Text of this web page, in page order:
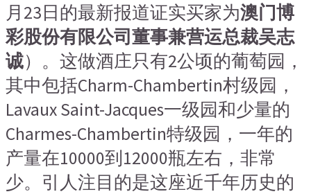
月23日的最新报道证实买家为澳门博
彩股份有限公司董事兼营运总裁吴志
诚）。这做酒庄只有2公顷的葡萄园，
其中包括Charm-Chambertin村级园，
Lavaux Saint-Jacques一级园和少量的
Charmes-Chambertin特级园，一年的
产量在10000到12000瓶左右，非常
少。引人注目的是这座近千年历史的